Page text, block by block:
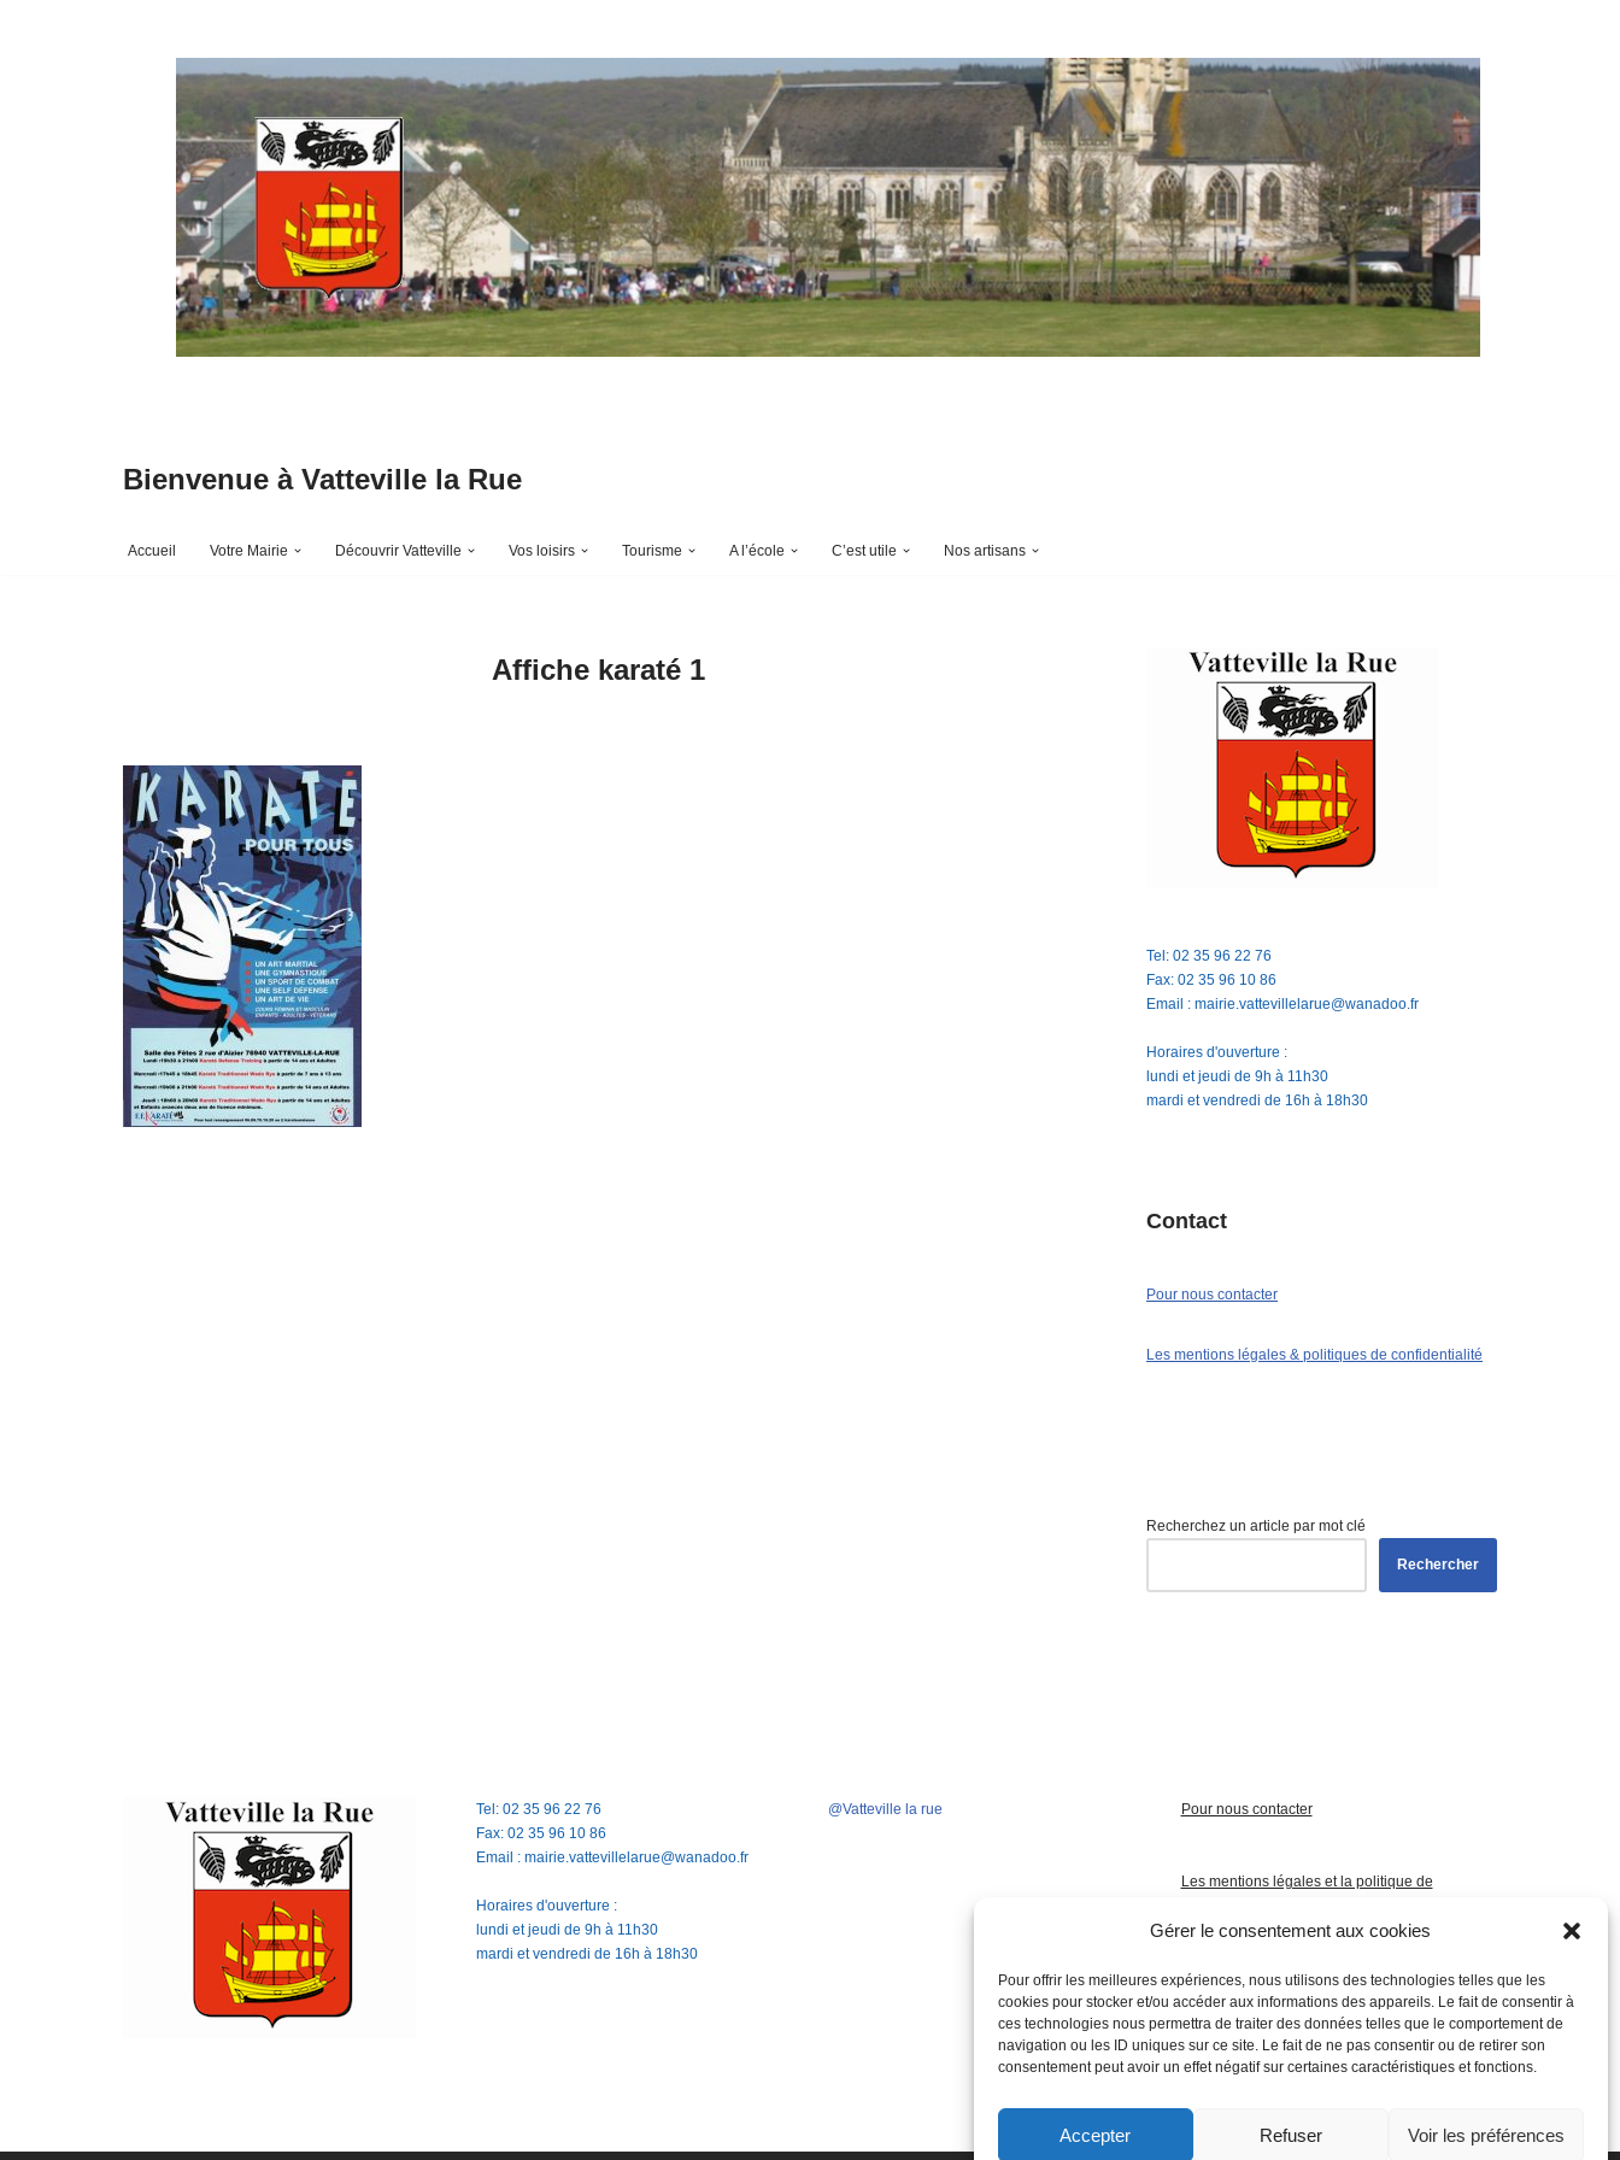
Gérer le consentement aux cookies
Pour offrir les meilleures expériences, nous utilisons des technologies telles que les
cookies pour stocker et/ou accéder aux informations des appareils. Le fait de consentir à
ces technologies nous permettra de traiter des données telles que le comportement de
navigation ou les ID uniques sur ce site. Le fait de ne pas consentir ou de retirer son
consentement peut avoir un effet négatif sur certaines caractéristiques et fonctions.
Accepter Refuser Voir les préférences
Bienvenue à Vatteville la Rue
Accueil Votre Mairie Découvrir Vatteville Vos loisirs Tourisme A l’école C’est utile Nos artisans
Affiche karaté 1
Tel: 02 35 96 22 76
Fax: 02 35 96 10 86
Email : mairie.vattevillelarue@wanadoo.fr
Horaires d'ouverture :
lundi et jeudi de 9h à 11h30
mardi et vendredi de 16h à 18h30
Contact
Pour nous contacter
Les mentions légales & politiques de confidentialité
Recherchez un article par mot clé
Rechercher
Tel: 02 35 96 22 76
Fax: 02 35 96 10 86
Email : mairie.vattevillelarue@wanadoo.fr
Horaires d'ouverture :
lundi et jeudi de 9h à 11h30
mardi et vendredi de 16h à 18h30
@Vatteville la rue Pour nous contacter
Les mentions légales et la politique de